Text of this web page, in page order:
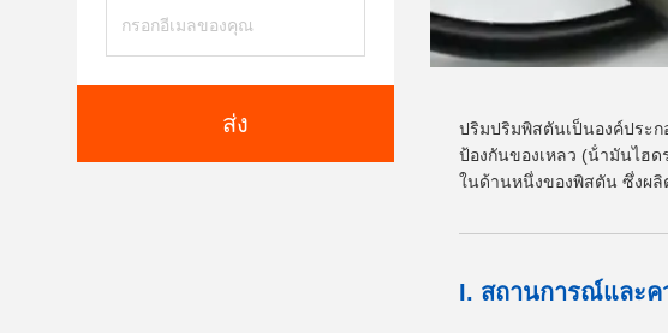
ส่ง
ปริมปริมพิสตันเป็นองค์ประ
ป้องกันของเหลว (น้ํามันไฮ
ในด้านหนึ่งของพิสตัน ซึ่งผลิ
I. สถานการณ์และ